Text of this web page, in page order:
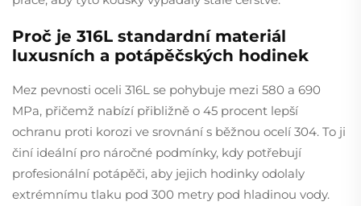
Proč je 316L standardní materiál
luxusních a potápěčských hodinek
Mez pevnosti oceli 316L se pohybuje mezi 580 a 690
MPa, přičemž nabízí přibližně o 45 procent lepší
ochranu proti korozi ve srovnání s běžnou ocelí 304. To ji
činí ideální pro náročné podmínky, kdy potřebují
profesionální potápěči, aby jejich hodinky odolaly
extrémnímu tlaku pod 300 metry pod hladinou vody.